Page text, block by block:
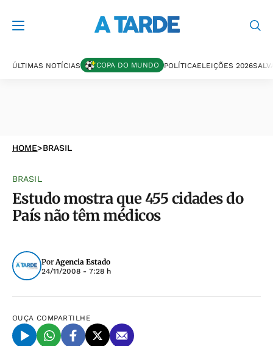
ÚLTIMAS NOTÍCIAS COPA DO MUNDO POLÍTICAELEIÇÕES 2026
HOME>BRASIL
BRASIL
Estudo mostra que 455 cidades do
País não têm médicos
PorAgencia Estado
24/11/2008 - 7:28 h
OUÇA COMPARTILHE